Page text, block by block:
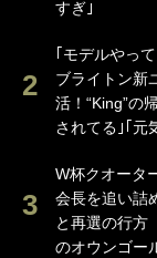
すぎ｣
｢モデルやっ
ブライトン新
活！“King”の
されてる｣｢元
W杯クオータ
会長を追い詰
と再選の行方
のオウンゴー